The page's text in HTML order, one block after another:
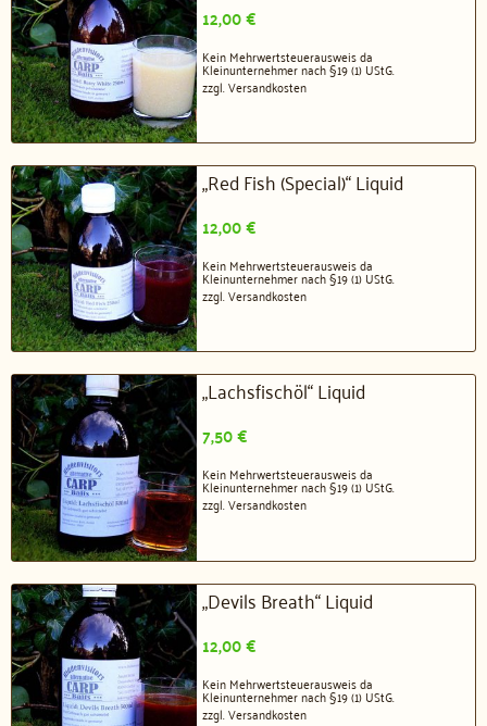
12,00€
Kein Mehrwertsteuerausweis da
Kleinunternehmer nach §19 (1) UStG.
zzgl.Versandkosten
„Red Fish (Special)“ Liquid
12,00€
Kein Mehrwertsteuerausweis da
Kleinunternehmer nach §19 (1) UStG.
zzgl.Versandkosten
„Lachsfischöl“ Liquid
7,50€
Kein Mehrwertsteuerausweis da
Kleinunternehmer nach §19 (1) UStG.
zzgl.Versandkosten
„Devils Breath“ Liquid
12,00€
Kein Mehrwertsteuerausweis da
Kleinunternehmer nach §19 (1) UStG.
zzgl.Versandkosten